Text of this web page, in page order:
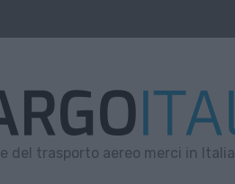
del trasporto aereo merci in Italia